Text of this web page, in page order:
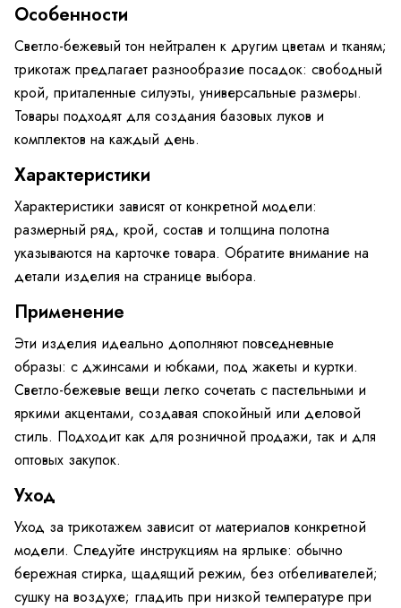
Особенности
Светло-бежевый тон нейтрален к другим цветам и тканям;
трикотаж предлагает разнообразие посадок: свободный
крой, приталенные силуэты, универсальные размеры.
Товары подходят для создания базовых луков и
комплектов на каждый день.
Характеристики
Характеристики зависят от конкретной модели:
размерный ряд, крой, состав и толщина полотна
указываются на карточке товара. Обратите внимание на
детали изделия на странице выбора.
Применение
Эти изделия идеально дополняют повседневные
образы: с джинсами и юбками, под жакеты и куртки.
Светло-бежевые вещи легко сочетать с пастельными и
яркими акцентами, создавая спокойный или деловой
стиль. Подходит как для розничной продажи, так и для
оптовых закупок.
Уход
Уход за трикотажем зависит от материалов конкретной
модели. Следуйте инструкциям на ярлыке: обычно
бережная стирка, щадящий режим, без отбеливателей;
сушку на воздухе; гладить при низкой температуре при